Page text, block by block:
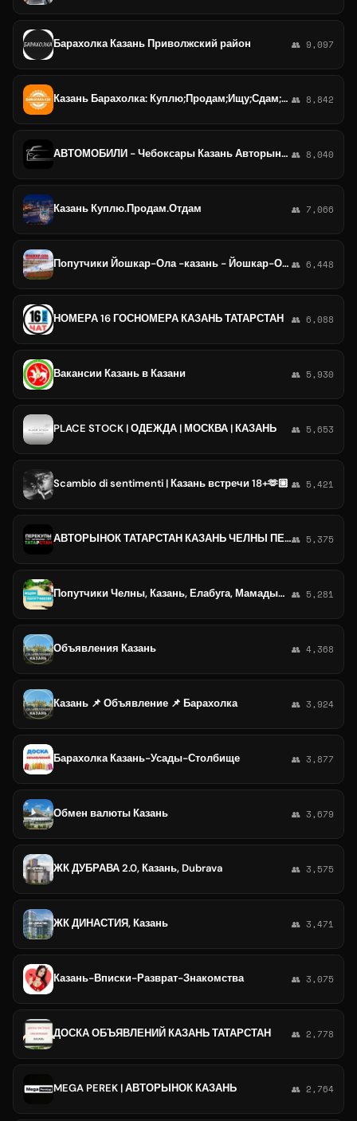
Барахолка Казань Приволжский район 👥 9,097
Казань Барахолка: Куплю;Продам;Ищу;Сдам;Даром;Сниму! 👥 8,842
АВТОМОБИЛИ - Чебоксары Казань Авторынок 👥 8,040
Казань Куплю.Продам.Отдам 👥 7,066
Попутчики Йошкар-Ола -казань - Йошкар-Ола👍 👥 6,448
НОМЕРА 16 ГОСНОМЕРА КАЗАНЬ ТАТАРСТАН 👥 6,088
Вакансии Казань в Казани 👥 5,930
PLACE STOCK | ОДЕЖДА | МОСКВА | КАЗАНЬ 👥 5,653
Scambio di sentimenti | Казань встречи 18+🫶🏼 👥 5,421
АВТОРЫНОК ТАТАРСТАН КАЗАНЬ ЧЕЛНЫ ПЕРЕКУПЫ 716👥 5,375
Попутчики Челны, Казань, Елабуга, Мамадыш, Менделеевск, Нижнекамск. 👥 5,281
Объявления Казань 👥 4,368
Казань 📌 Объявление 📌 Барахолка 👥 3,924
Барахолка Казань-Усады-Столбище 👥 3,877
Обмен валюты Казань 👥 3,679
ЖК ДУБРАВА 2.0, Казань, Dubrava 👥 3,575
ЖК ДИНАСТИЯ, Казань 👥 3,471
Казань-Вписки-Разврат-Знакомства 👥 3,075
ДОСКА ОБЪЯВЛЕНИЙ КАЗАНЬ ТАТАРСТАН 👥 2,778
MEGA PEREK | АВТОРЫНОК КАЗАНЬ 👥 2,764